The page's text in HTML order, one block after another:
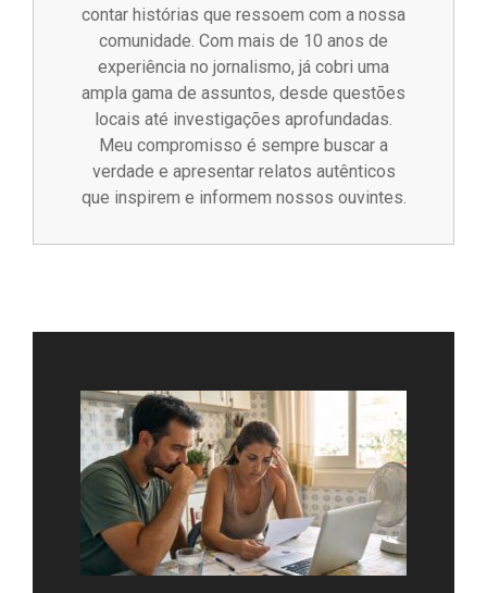
contar histórias que ressoem com a nossa
comunidade. Com mais de 10 anos de
experiência no jornalismo, já cobri uma
ampla gama de assuntos, desde questões
locais até investigações aprofundadas.
Meu compromisso é sempre buscar a
verdade e apresentar relatos autênticos
que inspirem e informem nossos ouvintes.